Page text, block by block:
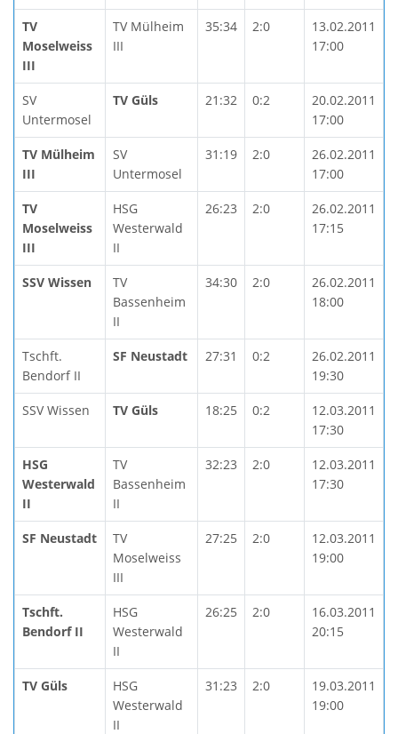
TV
Moselweiss
III
TV Mülheim
III
35:34 2:0
13.02.2011
17:00
SV
Untermosel
TV Güls 21:32 0:2
20.02.2011
17:00
TV Mülheim
III
SV
Untermosel
31:19 2:0
26.02.2011
17:00
TV
Moselweiss
III
HSG
Westerwald
II
26:23 2:0
26.02.2011
17:15
SSV Wissen
TV
Bassenheim
II
34:30 2:0
26.02.2011
18:00
Tschft.
Bendorf II
SF Neustadt 27:31 0:2
26.02.2011
19:30
SSV Wissen TV Güls 18:25 0:2
12.03.2011
17:30
HSG
Westerwald
II
TV
Bassenheim
II
32:23 2:0
12.03.2011
17:30
SF Neustadt
TV
Moselweiss
III
27:25 2:0
12.03.2011
19:00
Tschft.
Bendorf II
HSG
Westerwald
II
26:25 2:0
16.03.2011
20:15
TV Güls
HSG
Westerwald
II
31:23 2:0
19.03.2011
19:00